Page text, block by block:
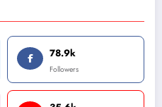
78.9k
Followers